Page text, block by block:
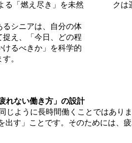
る「燃え尽き」を未然
シニアは、自分の体
え、「今日、どの程
るべきか」を科学的
。
クは
れない働き方」の設計
じように長時間働くことではあり
出す」ことです。そのためには、